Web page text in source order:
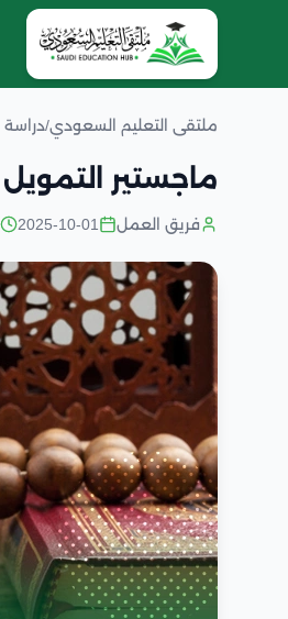
ملتقى التعليم السعودي/دراسة
ماجستير
فريق العمل 2025-10-01